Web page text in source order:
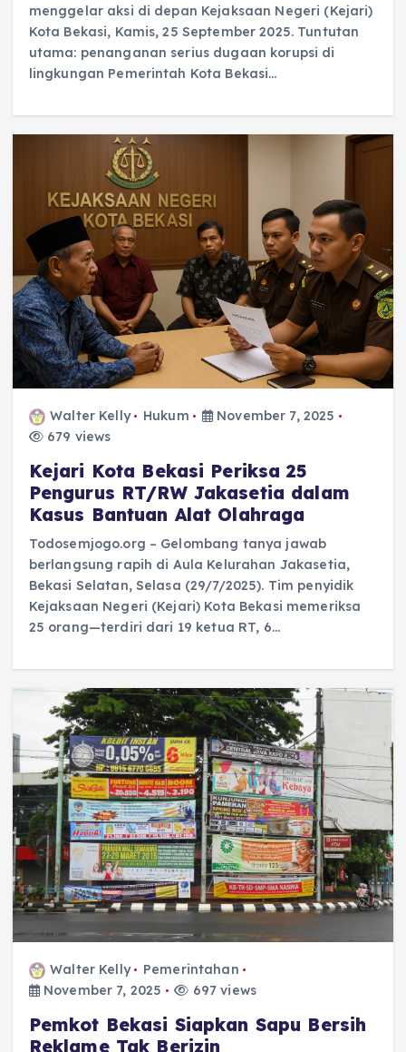
menggelar aksi di depan Kejaksaan Negeri (Kejari)
Kota Bekasi, Kamis, 25 September 2025. Tuntutan
utama: penanganan serius dugaan korupsi di
lingkungan Pemerintah Kota Bekasi…
Walter Kelly Hukum
November 7, 2025
679 views
Kejari Kota Bekasi Periksa 25
Pengurus RT/RW Jakasetia dalam
Kasus Bantuan Alat Olahraga
Todosemjogo.org – Gelombang tanya jawab
berlangsung rapih di Aula Kelurahan Jakasetia,
Bekasi Selatan, Selasa (29/7/2025). Tim penyidik
Kejaksaan Negeri (Kejari) Kota Bekasi memeriksa
25 orang—terdiri dari 19 ketua RT, 6…
Walter Kelly
Pemerintahan
November 7, 2025
697 views
Pemkot Bekasi Siapkan Sapu Bersih
Reklame Tak Berizin